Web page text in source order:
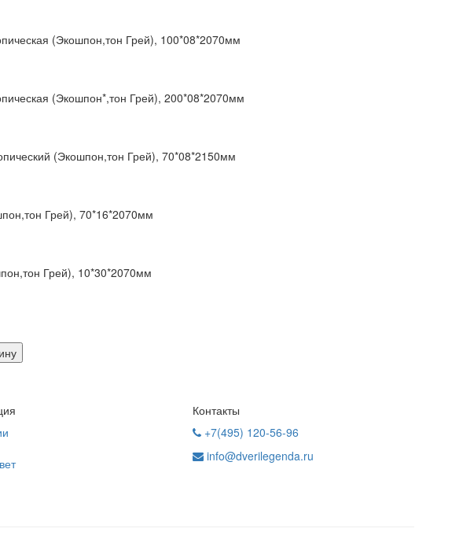
(Экошпон,тон Грей), 100*08*2070мм
(Экошпон*,тон Грей), 200*08*2070мм
(Экошпон,тон Грей), 70*08*2150мм
Грей), 70*16*2070мм
Грей), 10*30*2070мм
Контакты
+7(495) 120-56-96
info@dverilegenda.ru